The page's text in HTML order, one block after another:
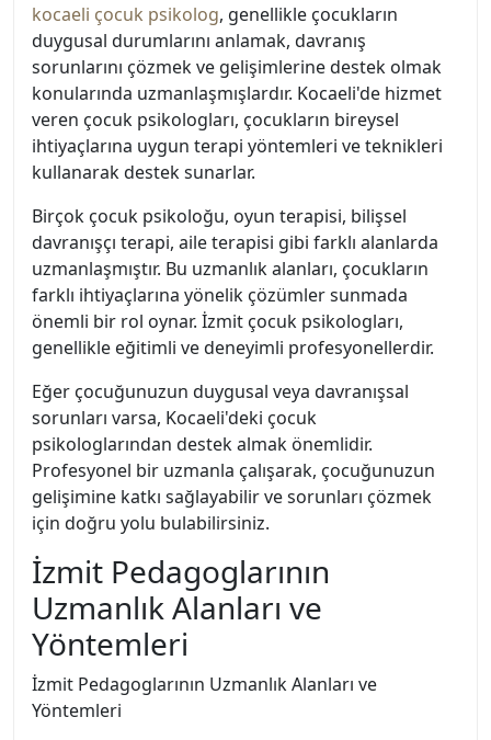
kocaeli çocuk psikolog, genellikle çocukların
duygusal durumlarını anlamak, davranış
sorunlarını çözmek ve gelişimlerine destek olmak
konularında uzmanlaşmışlardır. Kocaeli'de hizmet
veren çocuk psikologları, çocukların bireysel
ihtiyaçlarına uygun terapi yöntemleri ve teknikleri
kullanarak destek sunarlar.
Birçok çocuk psikoloğu, oyun terapisi, bilişsel
davranışçı terapi, aile terapisi gibi farklı alanlarda
uzmanlaşmıştır. Bu uzmanlık alanları, çocukların
farklı ihtiyaçlarına yönelik çözümler sunmada
önemli bir rol oynar. İzmit çocuk psikologları,
genellikle eğitimli ve deneyimli profesyonellerdir.
Eğer çocuğunuzun duygusal veya davranışsal
sorunları varsa, Kocaeli'deki çocuk
psikologlarından destek almak önemlidir.
Profesyonel bir uzmanla çalışarak, çocuğunuzun
gelişimine katkı sağlayabilir ve sorunları çözmek
için doğru yolu bulabilirsiniz.
İzmit Pedagoglarının
Uzmanlık Alanları ve
Yöntemleri
İzmit Pedagoglarının Uzmanlık Alanları ve
Yöntemleri